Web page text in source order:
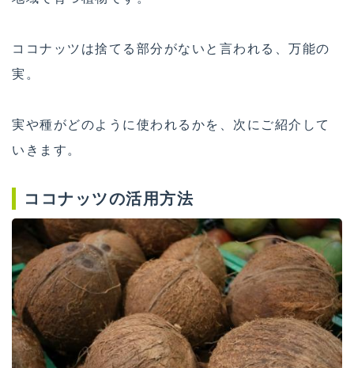
ココナッツは捨てる部分がないと言われる、万能の
実。
実や種がどのように使われるかを、次にご紹介して
いきます。
ココナッツの活用方法